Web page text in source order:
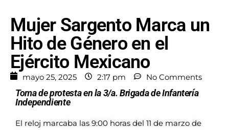
Mujer Sargento Marca un
Hito de Género en el
Ejército Mexicano
mayo 25, 2025 2:17 pm No Comments
Toma de protesta en la 3/a. Brigada de Infantería
Independiente
El reloj marcaba las 9:00 horas del 11 de marzo de